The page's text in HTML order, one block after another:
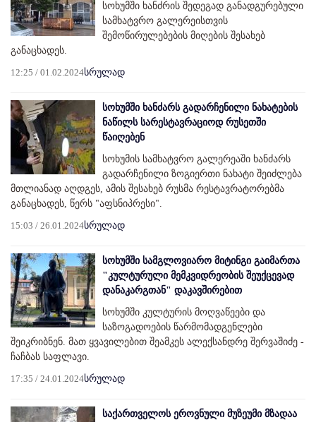
სოხუმში ხანძრის შედეგად განადგურებული
სამხატვრო გალერეისთვის
შემოწირულებების მიღების შესახებ
განაცხადეს.
12:25 / 01.02.2024სრულად
სოხუმში ხანძარს გადარჩენილი ნახატების
ნაწილს სარესტავრაციოდ რუსეთში
წაიღებენ
სოხუმის სამხატვრო გალერეაში ხანძარს
გადარჩენილი ზოგიერთი ნახატი შეიძლება
მთლიანად აღდგეს, ამის შესახებ რუსმა რესტავრატორებმა
განაცხადეს, წერს "აფსნიპრესი".
15:03 / 26.01.2024სრულად
სოხუმში სამგლოვიარო მიტინგი გაიმართა
"კულტურული მემკვიდრეობის შეუქცევად
დანაკარგთან" დაკავშირებით
სოხუმში კულტურის მოღვაწეები და
საზოგადოების წარმომადგენლები
შეიკრიბნენ. მათ ყვავილებით შეამკეს ალექსანდრე შერვაშიძე -
ჩაჩბას საფლავი.
17:35 / 24.01.2024სრულად
საქართველოს ეროვნული მუზეუმი მზადაა